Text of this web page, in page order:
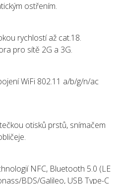
ostřením.
rychlostí až cat.18.
pro sítě 2G a 3G.
WiFi 802.11 a/b/g/n/ac
otisků prstů, snímačem
NFC, Bluetooth 5.0 (LE
BDS/Galileo, USB Type-C